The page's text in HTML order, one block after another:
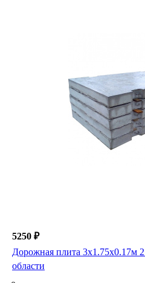
5250 ₽
Дорожная плита 3х1.75х0.17м
области